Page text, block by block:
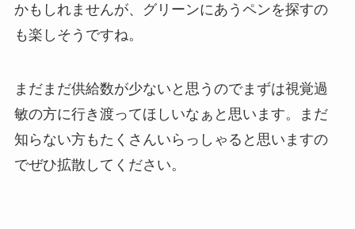
かもしれませんが、グリーンにあうペンを探すの
も楽しそうですね。
まだまだ供給数が少ないと思うのでまずは視覚過
敏の方に行き渡ってほしいなぁと思います。まだ
知らない方もたくさんいらっしゃると思いますの
でぜひ拡散してください。